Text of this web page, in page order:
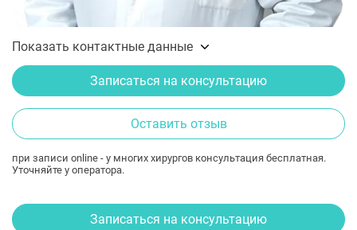
Показать контактные данные
Записаться на консультацию
Оставить отзыв
при записи online - у многих хирургов консультация бесплатная.
Уточняйте у оператора.
Записаться на консультацию